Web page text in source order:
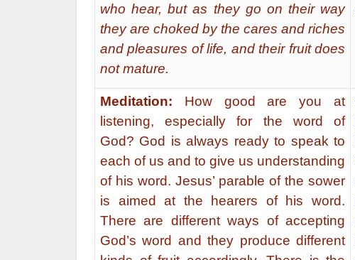
who hear, but as they go on their way
they are choked by the cares and riches
and pleasures of life, and their fruit does
not mature.
Meditation: How good are you at
listening, especially for the word of
God? God is always ready to speak to
each of us and to give us understanding
of his word. Jesus’ parable of the sower
is aimed at the hearers of his word.
There are different ways of accepting
God’s word and they produce different